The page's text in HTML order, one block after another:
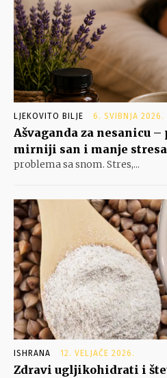
LJEKOVITO BILJE 6. SVIBNJA 2026.
Ašvaganda za nesanicu
mirniji san i manje stresa
problema sa snom. Stres,...
ISHRANA 12. VELJAČE 2026.
Zdravi ugljikohidrati i